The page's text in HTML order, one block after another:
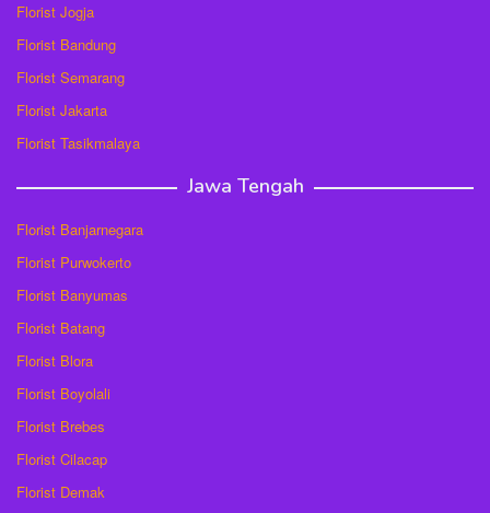
Florist Jogja
Florist Bandung
Florist Semarang
Florist Jakarta
Florist Tasikmalaya
Jawa Tengah
Florist Banjarnegara
Florist Purwokerto
Florist Banyumas
Florist Batang
Florist Blora
Florist Boyolali
Florist Brebes
Florist Cilacap
Florist Demak